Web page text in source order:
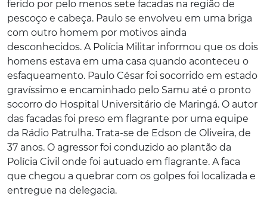
ferido por pelo menos sete facadas na região de
pescoço e cabeça. Paulo se envolveu em uma briga
com outro homem por motivos ainda
desconhecidos. A Polícia Militar informou que os dois
homens estava em uma casa quando aconteceu o
esfaqueamento. Paulo César foi socorrido em estado
gravíssimo e encaminhado pelo Samu até o pronto
socorro do Hospital Universitário de Maringá. O autor
das facadas foi preso em flagrante por uma equipe
da Rádio Patrulha. Trata-se de Edson de Oliveira, de
37 anos. O agressor foi conduzido ao plantão da
Polícia Civil onde foi autuado em flagrante. A faca
que chegou a quebrar com os golpes foi localizada e
entregue na delegacia.